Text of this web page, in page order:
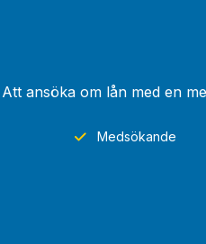
Att ansöka om lån med en
Medsökande